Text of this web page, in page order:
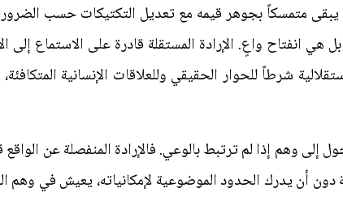
يبقى متمسكاً بجوهر قيمه مع تعديل التكتيكات حسب
هي انفتاح واعٍ. الإرادة المستقلة قادرة على الاستماع إلى
شرطاً للحوار الحقيقي وللعلاقات الإنسانية
إلى وهم إذا لم ترتبط بالوعي. فالإرادة المنفصلة عن
أن يدرك الحدود الموضوعية لإمكانياته، يعيش في وهم